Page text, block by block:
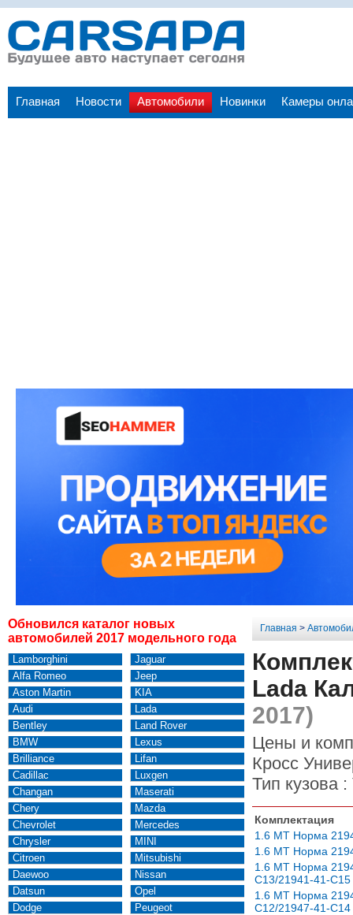
Главная Новости Автомобили Новинки Камеры
Обновился каталог новых
автомобилей 2017 модельного года
Lamborghini
Alfa Romeo
Aston Martin
Audi
Bentley
BMW
Brilliance
Cadillac
Changan
Chery
Chevrolet
Chrysler
Citroen
Daewoo
Datsun
Dodge
Jaguar
Jeep
KIA
Lada
Land Rover
Lexus
Lifan
Luxgen
Maserati
Mazda
Mercedes
MINI
Mitsubishi
Nissan
Opel
Peugeot
Главная >
Lada
2017)
Цены и
Кросс
Тип кузова :
Комплектация
1.6 MT Норма
1.6 MT Норма
1.6 MT Норма
С13/21941-41-C15
1.6 MT Норма
С12/21947-41-С14